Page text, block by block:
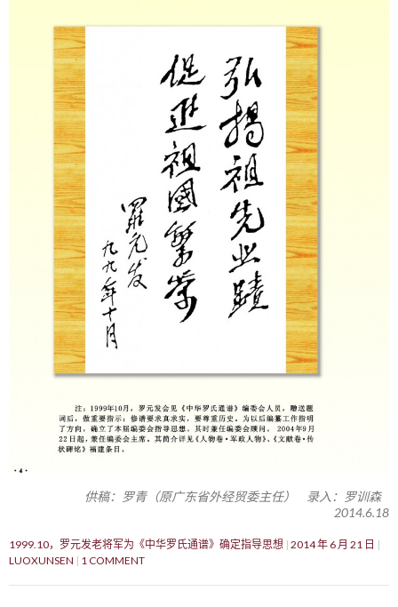
供稿：罗青（原广东省外经贸委主任） 录入：罗训森
2014.6.18
1999.10，罗元发老将军为《中华罗氏通谱》确定指导思想 2014 年 6 月 21 日
LUOXUNSEN
1 COMMENT